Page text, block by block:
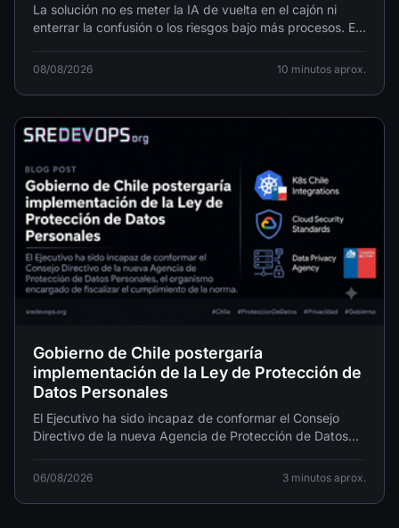
La solución no es meter la IA de vuelta en el cajón ni
enterrar la confusión o los riesgos bajo más procesos. Es
08/08/2026 10 minutos aprox.
Gobierno de Chile postergaría
implementación de la Ley de Protección de
Datos Personales
El Ejecutivo ha sido incapaz de conformar el Consejo
Directivo de la nueva Agencia de Protección de Datos
cumplimiento de la norma.
06/08/2026 3 minutos aprox.